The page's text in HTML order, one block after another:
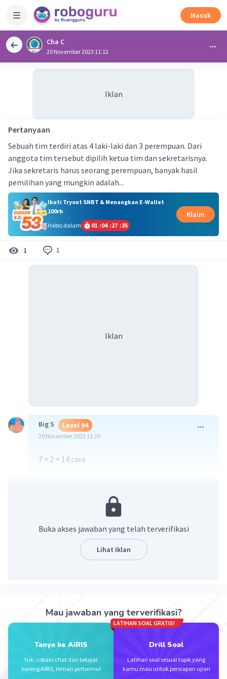
Masuk
Cha C
20 November 2023 11:12
Iklan
Pertanyaan
Sebuah tim terdiri atas 4 laki-laki dan 3 perempuan. Dari
anggota tim tersebut dipilih ketua tim dan sekretarisnya.
Jika sekretaris harus seorang perempuan, banyak hasil
pemilihan yang mungkin adalah...
Ikuti Tryout SNBT & Menangkan E-Wallet
100rb
Habis dalam
01 :04 :27 :34
Klaim
1 1
Iklan
Big S Level 94
20 November 2023 11:20
7 × 2 = 14 cara
Buka akses jawaban yang telah terverifikasi
Lihat Iklan
Mau jawaban yang terverifikasi?
Tanya ke AiRIS
Yuk, cobain chat dan belajar
bareng AiRIS, teman pintarmu!
LATIHAN SOAL GRATIS!
Drill Soal
Latihan soal sesuai topik yang
kamu mau untuk persiapan ujian